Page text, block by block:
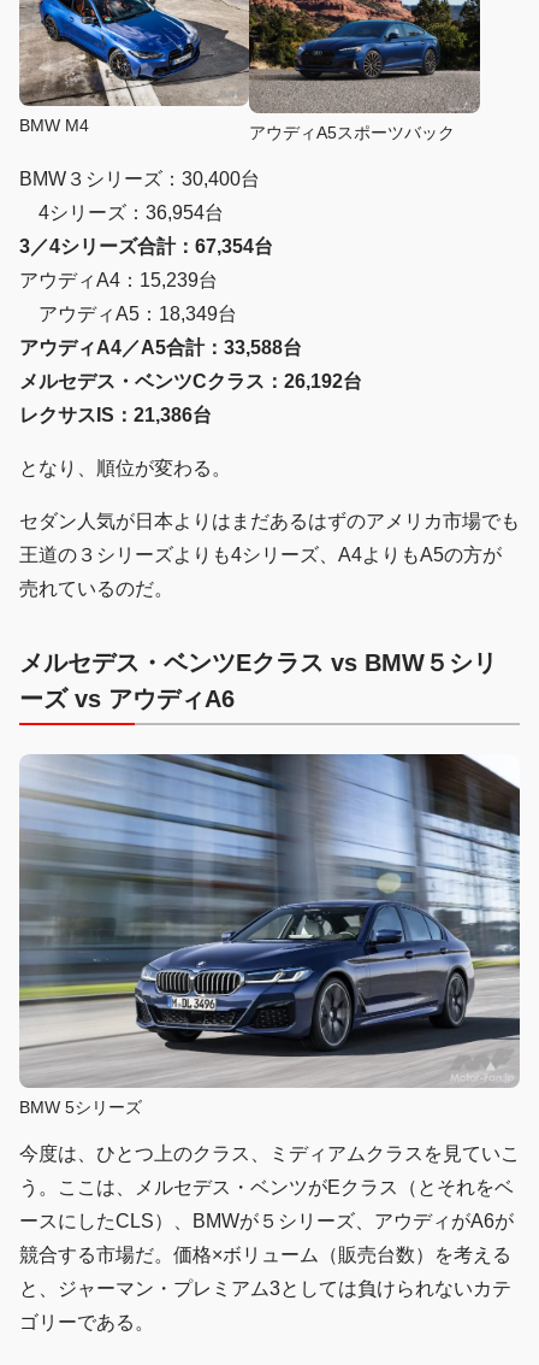
BMW M4 アウディA5スポーツバック
BMW３シリーズ：30,400台
4シリーズ：36,954台
3／4シリーズ合計：67,354台
アウディA4：15,239台
アウディA5：18,349台
アウディA4／A5合計：33,588台
メルセデス・ベンツCクラス：26,192台
レクサスIS：21,386台
となり、順位が変わる。
セダン人気が日本よりはまだあるはずのアメリカ市場でも
王道の３シリーズよりも4シリーズ、A4よりもA5の方が
売れているのだ。
メルセデス・ベンツEクラス vs BMW５シリ
ーズ vs アウディA6
BMW 5シリーズ
今度は、ひとつ上のクラス、ミディアムクラスを見ていこ
う。ここは、メルセデス・ベンツがEクラス（とそれをベ
ースにしたCLS）、BMWが５シリーズ、アウディがA6が
競合する市場だ。価格×ボリューム（販売台数）を考える
と、ジャーマン・プレミアム3としては負けられないカテ
ゴリーである。